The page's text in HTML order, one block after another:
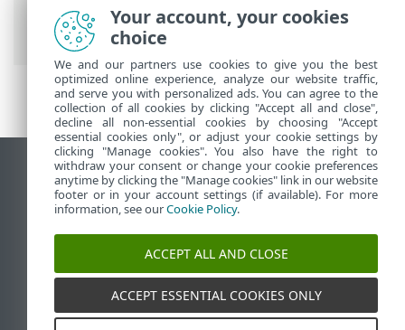
ESET Online pomocník> ESET PROTECT
On-Prem
>Úvod
Zobraziť stránku ako na počítači
End of Life
Databáza znalostí ESET
ESET Fórum
ESET Status Portal
Technická podpora
Your account, your cookies
choice
We and our partners use cookies to give you the best
optimized online experience, analyze our website traffic,
and serve you with personalized ads. You can agree to the
collection of all cookies by clicking "Accept all and close",
decline all non-essential cookies by choosing "Accept
essential cookies only", or adjust your cookie settings by
clicking "Manage cookies". You also have the right to
withdraw your consent or change your cookie preferences
anytime by clicking the "Manage cookies" link in our website
footer or in your account settings (if available). For more
information, see ourCookie Policy.
ACCEPT ALL AND CLOSE
ACCEPT ESSENTIAL COOKIES ONLY